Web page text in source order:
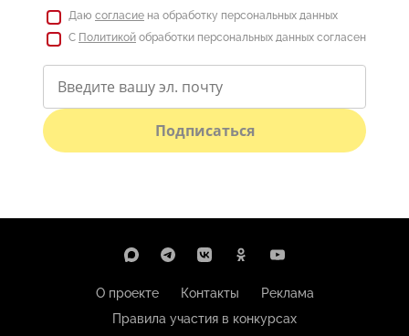
Даю согласие на обработку персональных данных
С Политикой обработки персональных данных согласен
Подписаться
О проекте Контакты
Реклама
Правила участия в конкурсах